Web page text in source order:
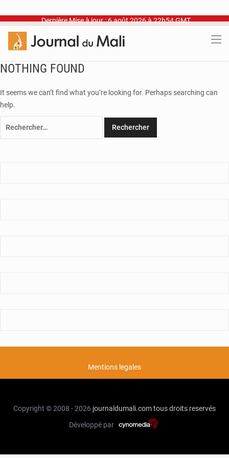
Dernière Mise à jour : 6 août 2026 à 22h54 GMT
NOTHING FOUND
It seems we can’t find what you’re looking for. Perhaps searching can
help.
Mentions legales
Copyright © 2008 - 2026 journaldumali.comtous droits reservés
Développé par